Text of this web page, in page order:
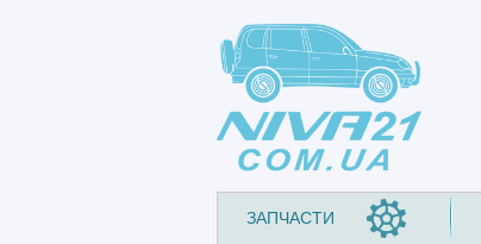
ЗАПЧАСТИ